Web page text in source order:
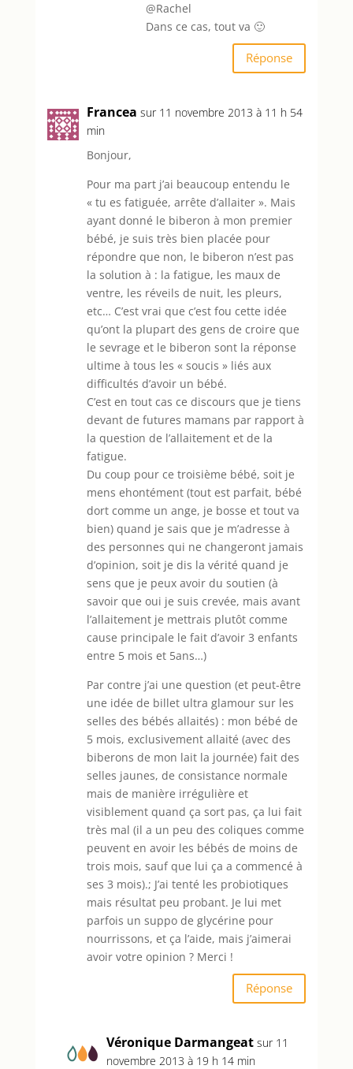
@Rachel
Dans ce cas, tout va 🙂
Réponse
Francea sur 11 novembre 2013 à 11 h 54
min
Bonjour,
Pour ma part j’ai beaucoup entendu le
« tu es fatiguée, arrête d’allaiter ». Mais
ayant donné le biberon à mon premier
bébé, je suis très bien placée pour
répondre que non, le biberon n’est pas
la solution à : la fatigue, les maux de
ventre, les réveils de nuit, les pleurs,
etc… C’est vrai que c’est fou cette idée
qu’ont la plupart des gens de croire que
le sevrage et le biberon sont la réponse
ultime à tous les « soucis » liés aux
difficultés d’avoir un bébé.
C’est en tout cas ce discours que je tiens
devant de futures mamans par rapport à
la question de l’allaitement et de la
fatigue.
Du coup pour ce troisième bébé, soit je
mens ehontément (tout est parfait, bébé
dort comme un ange, je bosse et tout va
bien) quand je sais que je m’adresse à
des personnes qui ne changeront jamais
d’opinion, soit je dis la vérité quand je
sens que je peux avoir du soutien (à
savoir que oui je suis crevée, mais avant
l’allaitement je mettrais plutôt comme
cause principale le fait d’avoir 3 enfants
entre 5 mois et 5ans…)
Par contre j’ai une question (et peut-être
une idée de billet ultra glamour sur les
selles des bébés allaités) : mon bébé de
5 mois, exclusivement allaité (avec des
biberons de mon lait la journée) fait des
selles jaunes, de consistance normale
mais de manière irrégulière et
visiblement quand ça sort pas, ça lui fait
très mal (il a un peu des coliques comme
peuvent en avoir les bébés de moins de
trois mois, sauf que lui ça a commencé à
ses 3 mois).; J’ai tenté les probiotiques
mais résultat peu probant. Je lui met
parfois un suppo de glycérine pour
nourrissons, et ça l’aide, mais j’aimerai
avoir votre opinion ? Merci !
Réponse
Véronique Darmangeat sur 11
novembre 2013 à 19 h 14 min